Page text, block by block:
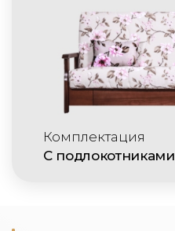
Комплектация
С подлокотниками